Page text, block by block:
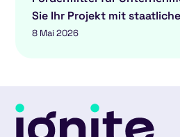
Sie Ihr Projekt mit
8 Mai 2026